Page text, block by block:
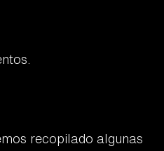
recopilado algunas